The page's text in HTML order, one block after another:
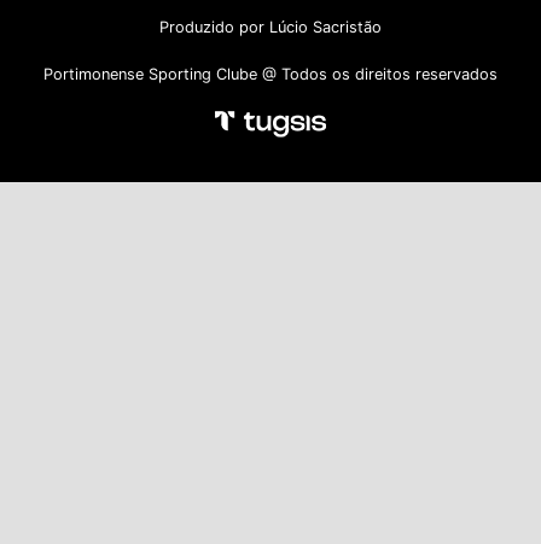
Produzido por Lúcio Sacristão
Portimonense Sporting Clube @ Todos os direitos reservados